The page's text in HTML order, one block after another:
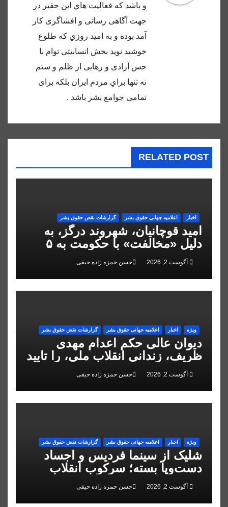
و باشد كه فعاليت هاي اين حقير در
جهت آگاهى رسانى و افشاگرى كار
آمد بوده و به اميد روزي كه طلوع
خوشيد نويد بخش انسانيتى توام با
حس آزادى و رهايى از ظلم و ستم
نه تنها براي مردم ايران بلكه براى
تمامى جوامع بشر باشد .
RELATED POST
اخبار اعلاميه جهانی حقوق بشر گزارشات نقض حقوق بشر
امید قوچانیان، شهروند درگز، به
دلیل «مخالفت» با حکومت به ۵
سال زندان محکوم شد
آگوست 2, 2026 حسن حمزه زاده حیقی
ویژه اخبار اعلاميه جهانی حقوق بشر گزارشات نقض حقوق بشر
دیوان عالی حکم اعدام مهدی
ظریف، زندانی انقلاب ملی، را تایید
کردآگوست 2, 2026 حسن حمزه زاده حیقی
ویژه اخبار اعلاميه جهانی حقوق بشر گزارشات نقض حقوق بشر
شلیک از سینما فردیس و اجساد
دست‌وپا بسته؛ سرکوب انقلاب
ملی در البرز
آگوست 2, 2026 حسن حمزه زاده حیقی